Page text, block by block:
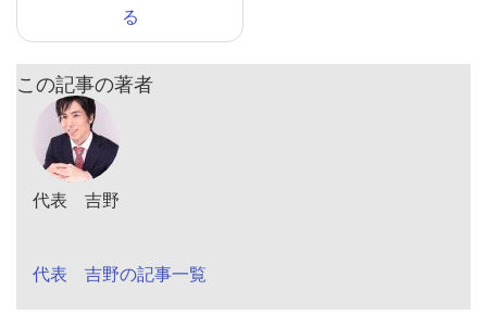
る
この記事の著者
代表 吉野
代表 吉野の記事一覧